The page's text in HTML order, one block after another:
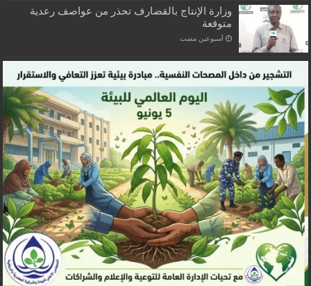
وزارة الإنتاج بالقضارف تحذر من عواصف رعدية
متوقعة
‏أسبوعين مضت